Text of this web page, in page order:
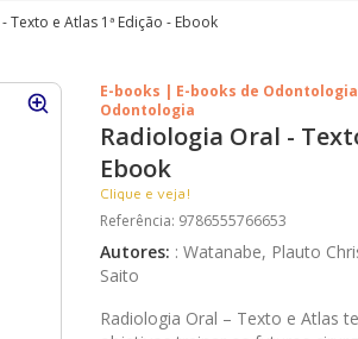
Texto e Atlas 1ª Edição - Ebook
E-books | E-books de
Odontologia
Radiologia Oral -
Ebook
Clique e veja!
Referência: 9786555766653
Autores: : Watanabe, Plauto
Saito
Radiologia Oral – Texto e Atlas